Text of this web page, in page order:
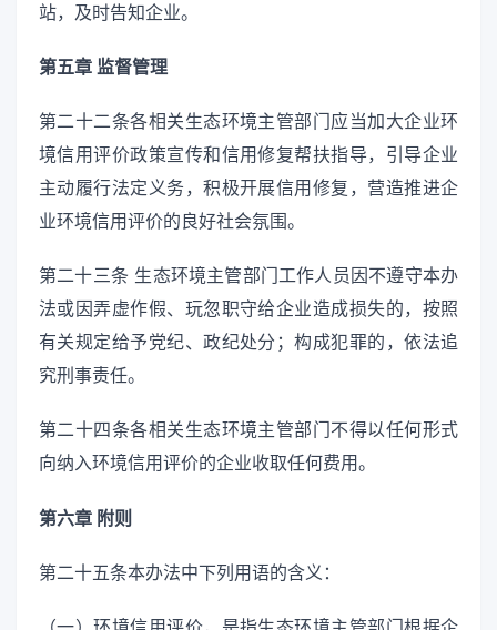
站，及时告知企业。
第五章 监督管理
第二十二条各相关生态环境主管部门应当加大企业环
境信用评价政策宣传和信用修复帮扶指导，引导企业
主动履行法定义务，积极开展信用修复，营造推进企
业环境信用评价的良好社会氛围。
第二十三条 生态环境主管部门工作人员因不遵守本办
法或因弄虚作假、玩忽职守给企业造成损失的，按照
有关规定给予党纪、政纪处分；构成犯罪的，依法追
究刑事责任。
第二十四条各相关生态环境主管部门不得以任何形式
向纳入环境信用评价的企业收取任何费用。
第六章 附则
第二十五条本办法中下列用语的含义：